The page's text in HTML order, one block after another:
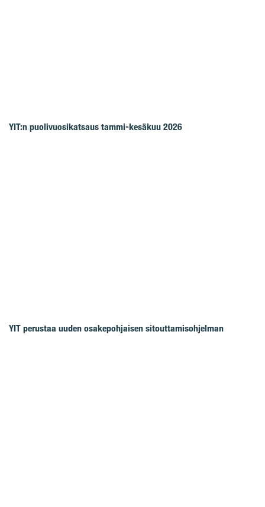
YIT:n puolivuosikatsaus tammi-kesäkuu 2026
YIT perustaa uuden osakepohjaisen sitouttamisohjelman